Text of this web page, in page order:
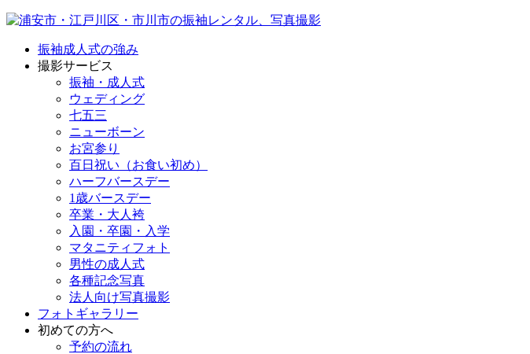
振袖成人式の強み
撮影サービス
振袖・成人式
ウェディング
七五三
ニューボーン
お宮参り
百日祝い（お食い初め）
ハーフバースデー
1歳バースデー
卒業・大人袴
入園・卒園・入学
マタニティフォト
男性の成人式
各種記念写真
法人向け写真撮影
フォトギャラリー
初めての方へ
予約の流れ